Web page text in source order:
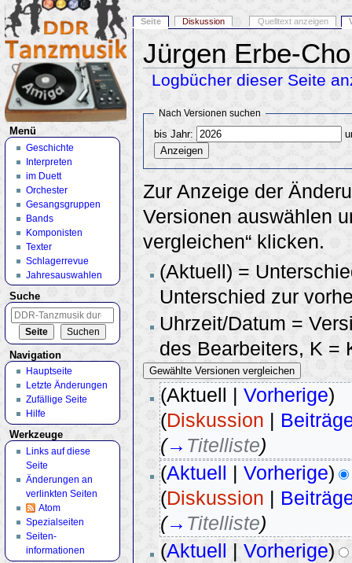
Jürgen Erbe-
Logbücher dieser Seite
Wechseln zu: Navigation
Suche
Nach Versionen suchen
bis Jahr:
Zur Anzeige der
Versionen auswählen
vergleichen“ klicken.
(Aktuell) =
Unterschied zur
Uhrzeit/Datum =
des Bearbeiters, K =
(Aktuell | Vorherige)
(Diskussion |
(→ Titelliste)
(Aktuell | Vorherige)
(Diskussion |
(→ Titelliste)
(Aktuell Vorherige)
Seite Diskussion Quelltext anzeigen
Menü
Geschichte
Interpreten
im Duett
Orchester
Gesangsgruppen
Bands
Komponisten
Texter
Schlagerrevue
Jahresauswahlen
Suche
Navigation
Hauptseite
Letzte Änderungen
Zufällige Seite
Hilfe
Werkzeuge
Links auf diese
Seite
Änderungen an
verlinkten Seiten
Atom
Spezialseiten
Seiten­
informationen